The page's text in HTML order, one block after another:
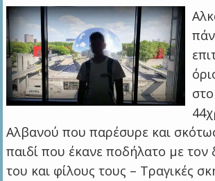
Αλβανού που παρέσυρε και
παιδί που έκανε ποδήλατο με τον
του και φίλους τους – Τραγικές